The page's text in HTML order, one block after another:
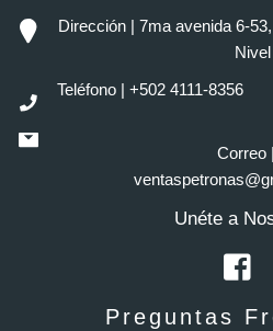
Dirección | 7ma avenida 6-
Teléfono | +502 4111-8356
Correo |
Unéte a
Preguntas